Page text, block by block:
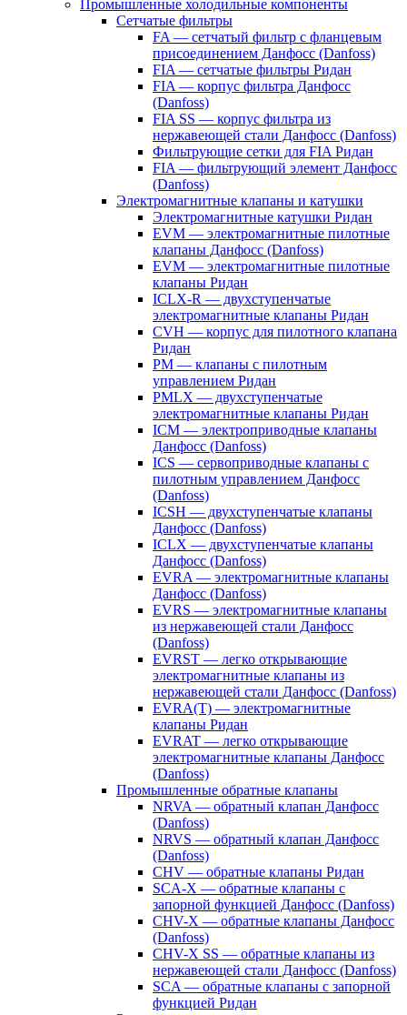
Промышленные холодильные компоненты
Сетчатые фильтры
FA — сетчатый фильтр с фланцевым
присоединением Данфосс (Danfoss)
FIA — сетчатые фильтры Ридан
FIA — корпус фильтра Данфосс
(Danfoss)
FIA SS — корпус фильтра из
нержавеющей стали Данфосс (Danfoss)
Фильтрующие сетки для FIA Ридан
FIA — фильтрующий элемент Данфосс
(Danfoss)
Электромагнитные клапаны и катушки
Электромагнитные катушки Ридан
EVM — электромагнитные пилотные
клапаны Данфосс (Danfoss)
EVM — электромагнитные пилотные
клапаны Ридан
ICLX-R — двухступенчатые
электромагнитные клапаны Ридан
CVH — корпус для пилотного клапана
Ридан
PM — клапаны с пилотным
управлением Ридан
PMLX — двухступенчатые
электромагнитные клапаны Ридан
ICM — электроприводные клапаны
Данфосс (Danfoss)
ICS — сервоприводные клапаны с
пилотным управлением Данфосс
(Danfoss)
ICSH — двухступенчатые клапаны
Данфосс (Danfoss)
ICLX — двухступенчатые клапаны
Данфосс (Danfoss)
EVRA — электромагнитные клапаны
Данфосс (Danfoss)
EVRS — электромагнитные клапаны
из нержавеющей стали Данфосс
(Danfoss)
EVRST — легко открывающие
электромагнитные клапаны из
нержавеющей стали Данфосс (Danfoss)
EVRA(T) — электромагнитные
клапаны Ридан
EVRAT — легко открывающие
электромагнитные клапаны Данфосс
(Danfoss)
Промышленные обратные клапаны
NRVA — обратный клапан Данфосс
(Danfoss)
NRVS — обратный клапан Данфосс
(Danfoss)
CHV — обратные клапаны Ридан
SCA-X — обратные клапаны с
запорной функцией Данфосс (Danfoss)
CHV-X — обратные клапаны Данфосс
(Danfoss)
CHV-X SS — обратные клапаны из
нержавеющей стали Данфосс (Danfoss)
SCA — обратные клапаны с запорной
функцией Ридан